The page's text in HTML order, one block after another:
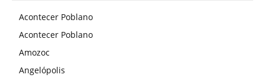
Acontecer Poblano
Acontecer Poblano
Amozoc
Angelópolis